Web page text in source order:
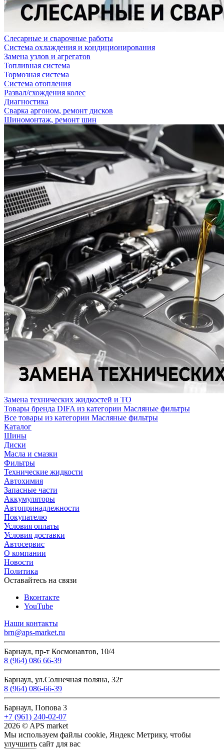
Слесарные и сварочные работы
Система охлаждения и кондиционирования
Замена узлов и агрегатов
Топливная система
Тормозная система
Система отопления
Развал/схождения колес
Диагностика
Сварка аргоном, ремонт дисков
Шиномонтаж, ремонт шин
Замена технических жидкостей и ТО
Товары бренда DIFA из категории Масляные фильтры
Все товары из категории Масляные фильтры
Каталог
Шины
Диски
Масла и смазки
Фильтры
Технические жидкости
Автохимия
Запасные части
Аккумуляторы
Автопринадлежности
Покупателю
Условия оплаты
Условия доставки
Автосервис
О компании
Новости
Политика
Оставайтесь на связи
Вконтакте
YouTube
Наши контакты
brn@aps-market.ru
Барнаул, пр-т Космонавтов, 10/4
8 (964) 086 66-39
Барнаул, ул.Солнечная поляна, 32г
8 (964) 086-66-39
Барнаул, Попова 3
+7 (961) 240-02-07
2026 © APS market
Мы используем файлы cookie, Яндекс Метрику, чтобы
улучшить сайт для вас